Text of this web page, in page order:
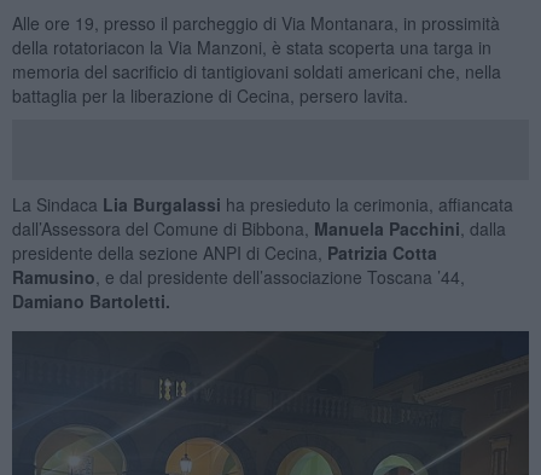
Alle ore 19, presso il parcheggio di Via Montanara, in prossimità
della rotatoriacon la Via Manzoni, è stata scoperta una targa in
memoria del sacrificio di tantigiovani soldati americani che, nella
battaglia per la liberazione di Cecina, persero lavita.
La Sindaca Lia Burgalassi ha presieduto la cerimonia, affiancata
dall’Assessora del Comune di Bibbona, Manuela Pacchini , dalla
presidente della sezione ANPI di Cecina, Patrizia Cotta
Ramusino , e dal presidente dell’associazione Toscana ’44,
Damiano Bartoletti.